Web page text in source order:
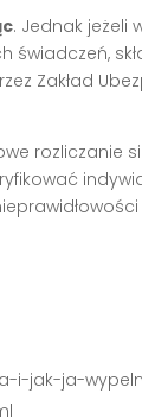
. Jednak jeżeli
świadczeń,
Zakład
rozliczanie
i-jak-ja-